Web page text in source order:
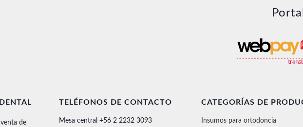
venta de
TELÉFONOS DE CONTACTO
Mesa central +56 2 2232 3093
CATEGORÍAS DE
Insumos para ortodoncia